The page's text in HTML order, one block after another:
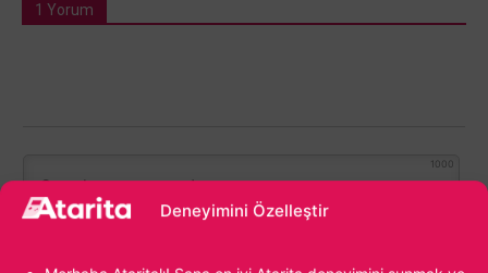
Deneyimini Özelleştir
1 Yorum
1000